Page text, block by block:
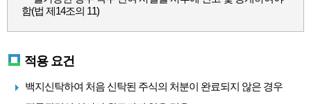
함(법 제14조의 11)
적용 요건
백지신탁하여 처음 신탁된 주식의 처분이 완료되지 않은 경우